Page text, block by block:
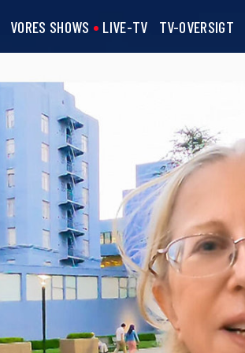
VORES SHOWS LIVE-TV TV-OVERSIGT